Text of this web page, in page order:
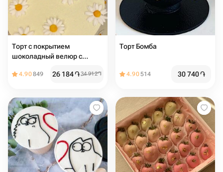
Торт с покрытием
шоколадный велюр с
день рождения, девушке,
4.90849 26 184֏34 912֏
Торт Бомба
4.90514 30 740֏